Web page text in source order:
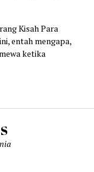
Kisah Para
entah mengapa,
ketika